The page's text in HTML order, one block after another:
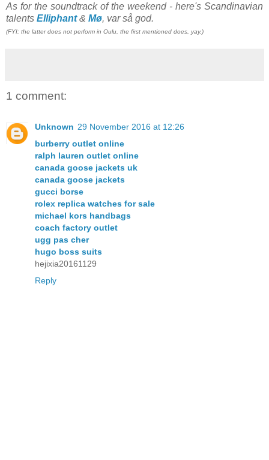
As for the soundtrack of the weekend - here's Scandinavian
talents Elliphant& Mø, var så god.
(FYI: the latter does not perform in Oulu, the first mentioned does, yay.)
1 comment:
Unknown 29 November 2016 at 12:26
burberry outlet online
ralph lauren outlet online
canada goose jackets uk
canada goose jackets
gucci borse
rolex replica watches for sale
michael kors handbags
coach factory outlet
ugg pas cher
hugo boss suits
hejixia20161129
Reply